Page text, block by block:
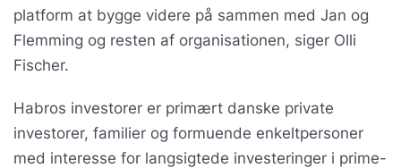
platform at bygge videre på sammen med Jan og
Flemming og resten af organisationen, siger Olli
Fischer.
Habros investorer er primært danske private
investorer, familier og formuende enkeltpersoner
med interesse for langsigtede investeringer i prime-